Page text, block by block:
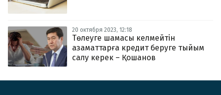
20 октября 2023, 12:18
Төлеуге шамасы келмейтін
азаматтарға кредит беруге тыйым
салу керек – Қошанов